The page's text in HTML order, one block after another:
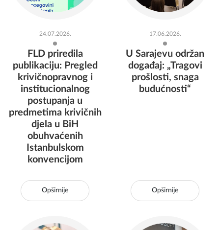
24.07.2026.
FLD priredila
publikaciju: Pregled
krivičnopravnog i
institucionalnog
postupanja u
predmetima krivičnih
djela u BiH
obuhvaćenih
konvencijom
17.06.2026.
U Sarajevu održan
događaj: „Tragovi